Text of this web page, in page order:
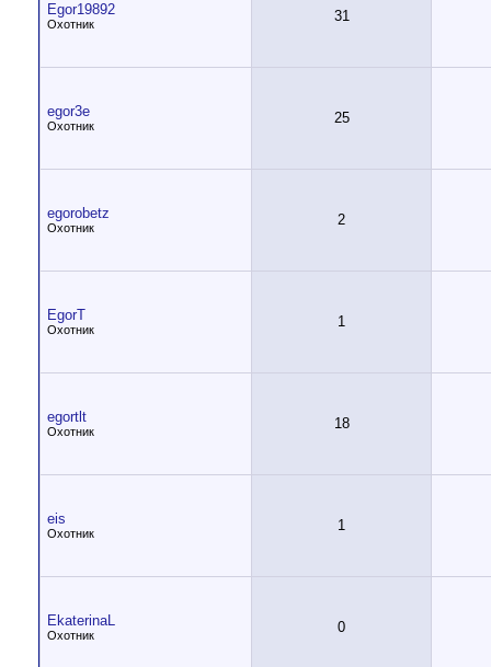
Egor19892
Охотник 31
egor3e
Охотник 25
egorobetz
Охотник 2
EgorT
Охотник 1
egortlt
Охотник 18
eis
Охотник 1
EkaterinaL
Охотник 0